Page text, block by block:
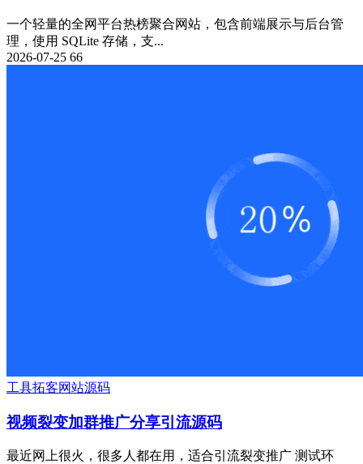
一个轻量的全网平台热榜聚合网站，包含前端展示与后台管
理，使用 SQLite 存储，支...
2026-07-25 66
工具拓客网站源码
视频裂变加群推广分享引流源码
最近网上很火，很多人都在用，适合引流裂变推广 测试环